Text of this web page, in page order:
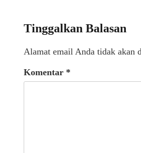
Tinggalkan Balasan
Alamat email Anda tidak akan
Komentar *